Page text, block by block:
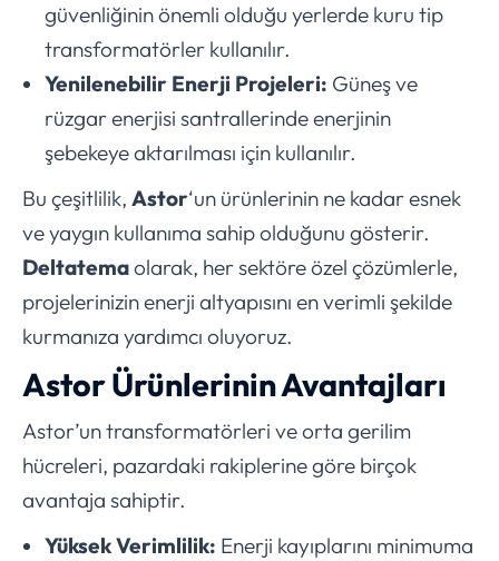
güvenliğinin önemli olduğu yerlerde kuru tip
transformatörler kullanılır.
Yenilenebilir Enerji Projeleri: Güneş ve
rüzgar enerjisi santrallerinde enerjinin
şebekeye aktarılması için kullanılır.
Bu çeşitlilik, Astor‘un ürünlerinin ne kadar esnek
ve yaygın kullanıma sahip olduğunu gösterir.
Deltatemaolarak, her sektöre özel çözümlerle,
projelerinizin enerji altyapısını en verimli şekilde
kurmanıza yardımcı oluyoruz.
Astor Ürünlerinin Avantajları
Astor’un transformatörleri ve orta gerilim
hücreleri, pazardaki rakiplerine göre birçok
avantaja sahiptir.
Yüksek Verimlilik: Enerji kayıplarını minimuma